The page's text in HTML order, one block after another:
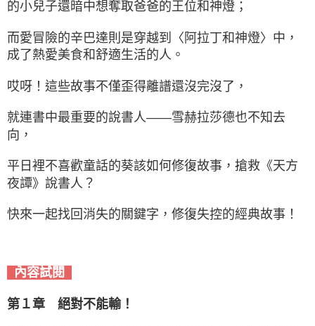
的小兒子還暗中想奪取爸爸的王位和神燈；
而愛冒險的辛巴達則是穿越到〈阿拉丁和神燈〉中，
成了熱愛美食和舒適生活的人。
哎呀！這些故事不僅歪得離譜還沒完沒了，
就連書中最重要的說書人——雪赫拉莎德也不知去
向，
平日裡不喜歡童話的葵該如何修復故事，搶救《天方
夜譚》說書人？
快來一起找回消失的關鍵字，修復失控的經典故事！
內容試閱
第１章 絕對不能輸！